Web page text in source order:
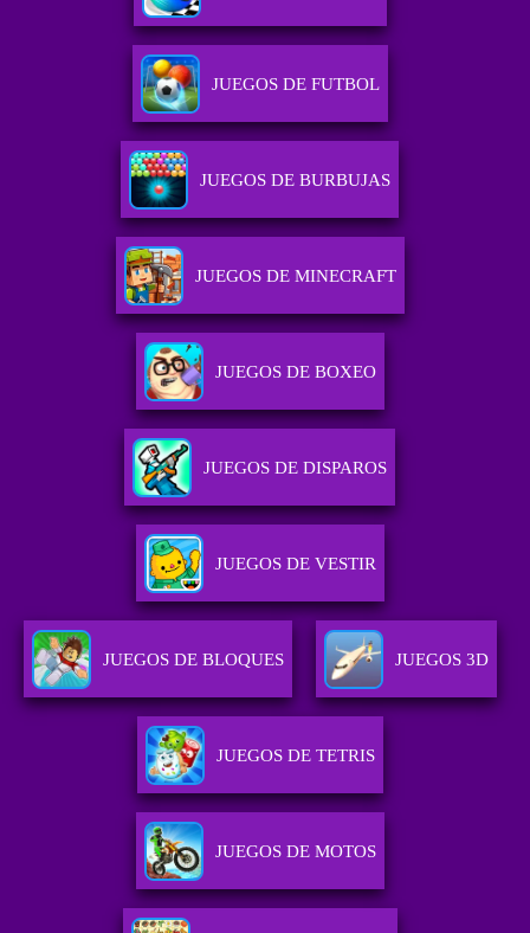
JUEGOS DE FUTBOL
JUEGOS DE BURBUJAS
JUEGOS DE MINECRAFT
JUEGOS DE BOXEO
JUEGOS DE DISPAROS
JUEGOS DE VESTIR
JUEGOS DE BLOQUES JUEGOS 3D
JUEGOS DE TETRIS
JUEGOS DE MOTOS